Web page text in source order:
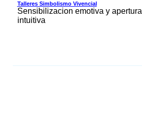
Talleres Simbolismo Vivencial
Sensibilizacion emotiva y apertura
intuitiva